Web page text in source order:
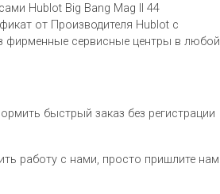
Hublot Big Bang Mag II 44
от Производителя Hublot c
фирменные сервисные центры в любой
быстрый заказ без регистрации
работу с нами, просто пришлите нам